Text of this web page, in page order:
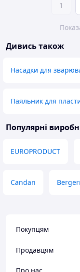
1
Дивись також
Насадки для
Паяльник для
Популярні
EUROPRODUCT
Candan
Покупцям
Продавцям